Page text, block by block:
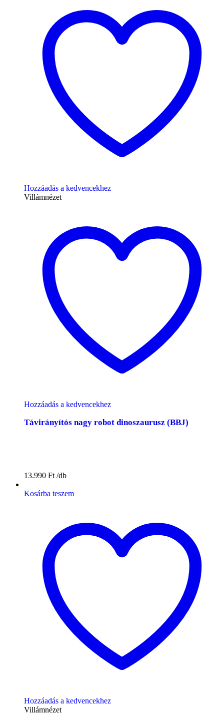
Hozzáadás a kedvencekhez
Villámnézet
Hozzáadás a kedvencekhez
Távirányítós nagy robot dinoszaurusz (BBJ)
13.990 Ft
Kosárba teszem
Hozzáadás a kedvencekhez
Villámnézet